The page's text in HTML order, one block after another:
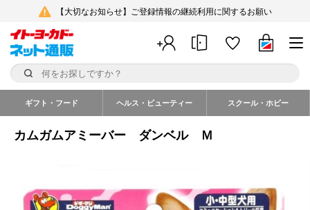
【大切なお知らせ】ご登録情報の継続利用に関するお願い
ギフト・フード ヘルス・ビューティー スクール・ホビー
カムガムアミーバー ダンベル Ｍ